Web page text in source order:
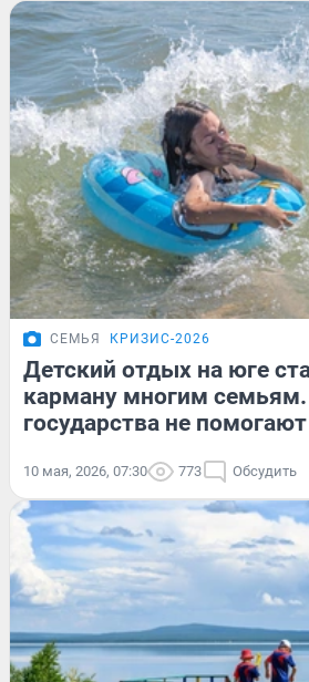
СЕМЬЯ КРИЗИС-2026
Детский отдых на юге
карману многим
государства не помогают
10 мая, 2026, 07:30 773 Обсудить